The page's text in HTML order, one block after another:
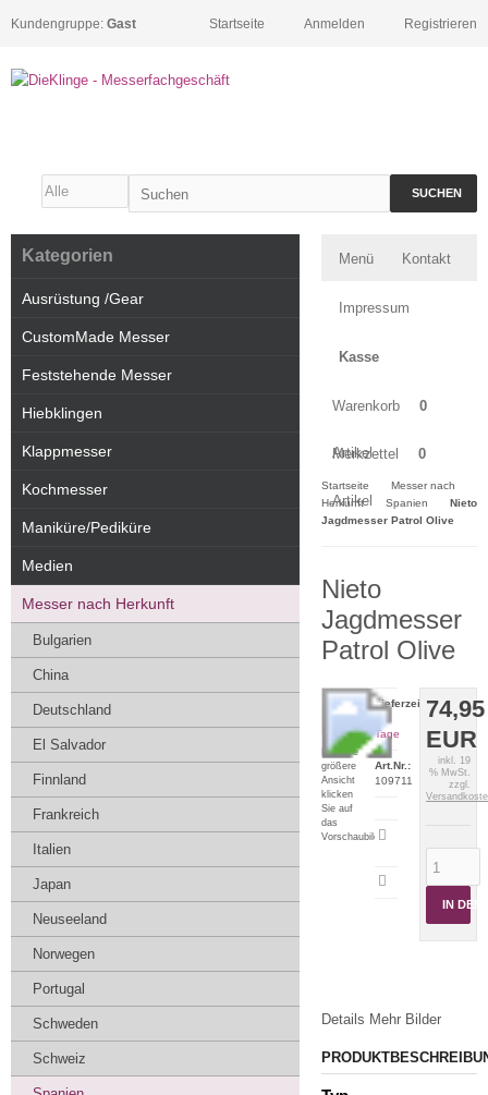
Kundengruppe: Gast Registrieren
Anmelden
Startseite
SUCHEN
Menü Kontakt
Impressum
Kasse
Warenkorb 0
Artikel
Merkzettel 0
Artikel
Startseite
Messer nach
Herkunft
Spanien
Nieto
Jagdmesser Patrol Olive
Nieto
Jagdmesser
Patrol Olive
Für eine
größere
Ansicht
klicken
Sie auf
das
Vorschaubild
74,95
EUR
inkl. 19
% MwSt.
zzgl.
IN DEN
Lieferzeit:
2-5
Tage
Art.Nr.:
109711
drucken
Details Mehr Bilder
Kategorien
Ausrüstung /Gear
CustomMade Messer
Feststehende Messer
Hiebklingen
Klappmesser
Kochmesser
Maniküre/Pediküre
Medien
Messer nach Herkunft
Bulgarien
China
Deutschland
El Salvador
Finnland
Frankreich
Italien
Japan
Neuseeland
Norwegen
Portugal
Schweden
Schweiz